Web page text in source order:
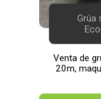
Grúa
Venta de
20m,